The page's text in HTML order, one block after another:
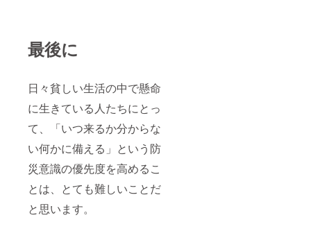
最後に
日々貧しい生活の中で懸命
に生きている人たちにとっ
て、「いつ来るか分からな
い何かに備える」という防
災意識の優先度を高めるこ
とは、とても難しいことだ
と思います。